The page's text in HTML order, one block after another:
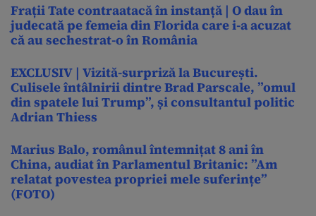
Frații Tate contraatacă în instanță | O dau în
judecată pe femeia din Florida care i-a acuzat
că au sechestrat-o în România
EXCLUSIV | Vizită-surpriză la București.
Culisele întâlnirii dintre Brad Parscale, ”omul
din spatele lui Trump”, și consultantul politic
Adrian Thiess
Marius Balo, românul întemnițat 8 ani în
China, audiat în Parlamentul Britanic: ”Am
relatat povestea propriei mele suferințe”
(FOTO)